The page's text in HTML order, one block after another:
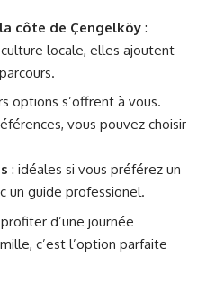
côte de Çengelköy :
locale, elles ajoutent
options s’offrent à vous.
vous pouvez choisir
: idéales si vous préférez un
un guide professionel.
d’une journée
c’est l’option parfaite